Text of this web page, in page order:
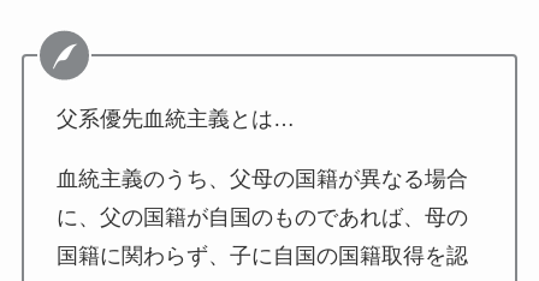
父系優先血統主義とは…
血統主義のうち、父母の国籍が異なる場合
に、父の国籍が自国のものであれば、母の
国籍に関わらず、子に自国の国籍取得を認